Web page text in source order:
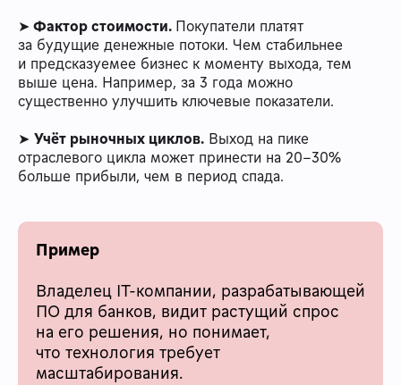
➤ Фактор стоимости. Покупатели платят
за будущие денежные потоки. Чем стабильнее
и предсказуемее бизнес к моменту выхода, тем
выше цена. Например, за 3 года можно
существенно улучшить ключевые показатели.
➤ Учёт рыночных циклов. Выход на пике
отраслевого цикла может принести на 20-30%
больше прибыли, чем в период спада.
Пример
Владелец IT-компании, разрабатывающей
ПО для банков, видит растущий спрос
на его решения, но понимает,
что технология требует
масштабирования.